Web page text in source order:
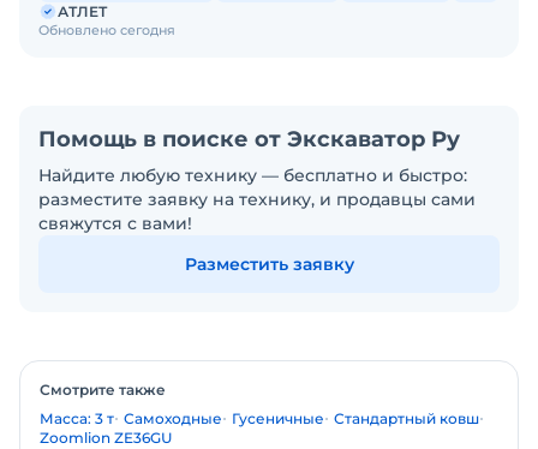
Обновлено сегодня
АТЛЕТ
Помощь в поиске от Экскаватор Ру
Найдите любую технику — бесплатно и быстро:
разместите заявку на технику, и продавцы сами
свяжутся с вами!
Разместить заявку
Смотрите также
Масса: 3 т Самоходные Гусеничные Стандартный ковш
Zoomlion ZE36GU